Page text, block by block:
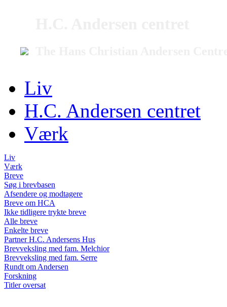
Liv
H.C. Andersen centret
Værk
Liv
Værk
Breve
Søg i brevbasen
Afsendere og modtagere
Breve om HCA
Ikke tidligere trykte breve
Alle breve
Enkelte breve
Partner H.C. Andersens Hus
Brevveksling med fam. Melchior
Brevveksling med fam. Serre
Rundt om Andersen
Forskning
Titler oversat